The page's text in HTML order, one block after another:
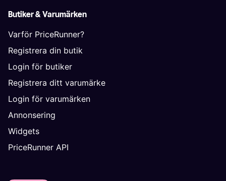
Butiker & Varumärken
Varför PriceRunner?
Registrera din butik
Login för butiker
Registrera ditt varumärke
Login för varumärken
Annonsering
Widgets
PriceRunner API